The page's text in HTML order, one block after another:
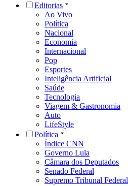
Editorias
Ao Vivo
Política
Nacional
Economia
Internacional
Pop
Esportes
Inteligência Artificial
Saúde
Tecnologia
Viagem & Gastronomia
Auto
LifeStyle
Política
Índice CNN
Governo Lula
Câmara dos Deputados
Senado Federal
Supremo Tribunal Federal